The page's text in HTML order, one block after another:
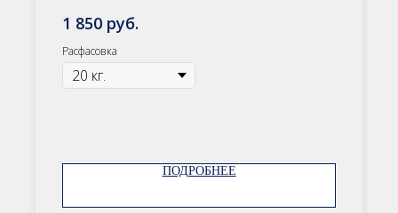
1 850 руб.
Расфасовка
ПОДРОБНЕЕ
Наши менеджеры подберут